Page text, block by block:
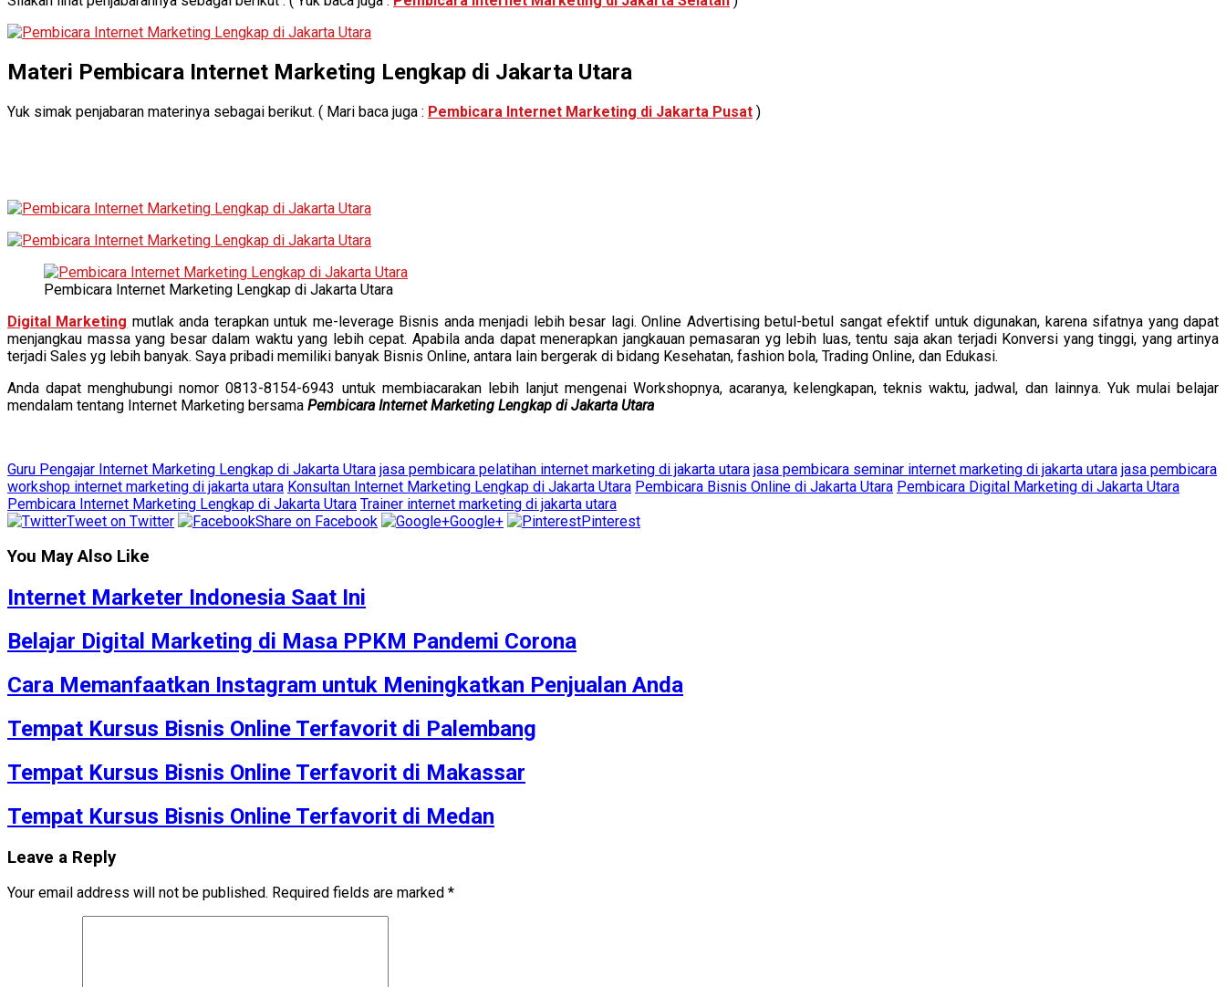
Materi Pembicara Internet Marketing Lengkap di Jakarta Utara
Yuk simak penjabaran materinya sebagai berikut. ( Mari baca juga : Pembicara Internet Marketing di Jakarta Pusat )
Pembicara Internet Marketing Lengkap di Jakarta Utara
Digital Marketing mutlak anda terapkan untuk me-leverage Bisnis anda menjadi lebih besar lagi. Online Advertising betul-betul sangat efektif untuk digunakan, karena sifatnya yang dapat
menjangkau massa yang besar dalam waktu yang lebih cepat. Apabila anda dapat menerapkan jangkauan pemasaran yg lebih luas, tentu saja akan terjadi Konversi yang tinggi, yang artinya
terjadi Sales yg lebih banyak. Saya pribadi memiliki banyak Bisnis Online, antara lain bergerak di bidang Kesehatan, fashion bola, Trading Online, dan Edukasi.
Anda dapat menghubungi nomor 0813-8154-6943 untuk membiacarakan lebih lanjut mengenai Workshopnya, acaranya, kelengkapan, teknis waktu, jadwal, dan lainnya. Yuk mulai belajar
mendalam tentang Internet Marketing bersama Pembicara Internet Marketing Lengkap di Jakarta Utara
Guru Pengajar Internet Marketing Lengkap di Jakarta Utara jasa pembicara pelatihan internet marketing di jakarta utara jasa pembicara seminar internet marketing di jakarta utara jasa pembicara
workshop internet marketing di jakarta utara Konsultan Internet Marketing Lengkap di Jakarta Utara Pembicara Bisnis Online di Jakarta Utara Pembicara Digital Marketing di Jakarta Utara
Pembicara Internet Marketing Lengkap di Jakarta Utara Trainer internet marketing di jakarta utara
Tweet on Twitter
Share on Facebook Google+ Pinterest
You May Also Like
Internet Marketer Indonesia Saat Ini
Belajar Digital Marketing di Masa PPKM Pandemi Corona
Cara Memanfaatkan Instagram untuk Meningkatkan Penjualan Anda
Tempat Kursus Bisnis Online Terfavorit di Palembang
Tempat Kursus Bisnis Online Terfavorit di Makassar
Tempat Kursus Bisnis Online Terfavorit di Medan
Leave a Reply
Your email address will not be published. Required fields are marked *